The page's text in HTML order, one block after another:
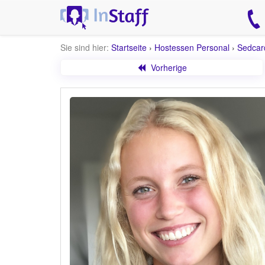
Sie sind hier: Startseite › Hostessen Personal ›
Vorherige